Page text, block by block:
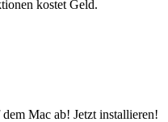
kostet Geld.
Mac ab! Jetzt installieren!